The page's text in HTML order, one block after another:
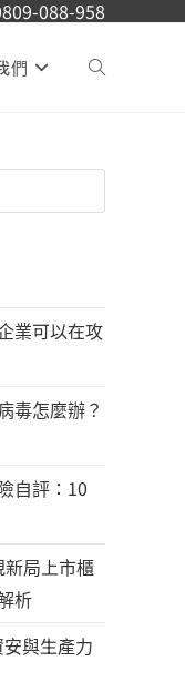
088-958
們
業可以在攻
毒怎麼辦？
自評：10
局上市櫃
析
與生產力